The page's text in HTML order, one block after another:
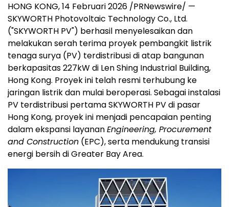
HONG KONG,14 Februari 2026 /PRNewswire/ —
SKYWORTH Photovoltaic Technology Co., Ltd.
("SKYWORTH PV") berhasil menyelesaikan dan
melakukan serah terima proyek pembangkit listrik
tenaga surya (PV) terdistribusi di atap bangunan
berkapasitas 227kW di Len Shing Industrial Building,
Hong Kong. Proyek ini telah resmi terhubung ke
jaringan listrik dan mulai beroperasi. Sebagai instalasi
PV terdistribusi pertama SKYWORTH PV di pasar
Hong Kong, proyek ini menjadi pencapaian penting
dalam ekspansi layananEngineering, Procurement
and Construction (EPC), serta mendukung transisi
energi bersih di Greater Bay Area.